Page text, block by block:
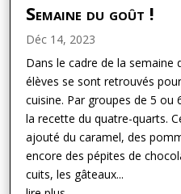
Semaine du goût !
Déc 14, 2023
Dans le cadre de la semaine
élèves se sont retrouvés
cuisine. Par groupes de 5 ou
la recette du quatre-quarts.
ajouté du caramel, des
encore des pépites de
cuits, les gâteaux...